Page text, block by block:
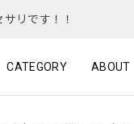
リです！！
CATEGORY ABOUT